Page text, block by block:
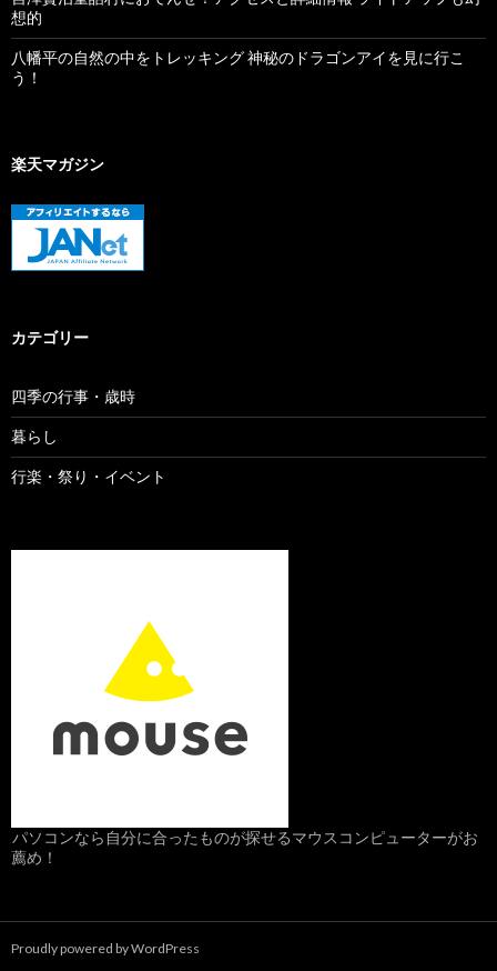
想的
八幡平の自然の中をトレッキング 神秘のドラゴンアイを見に行こ
う！
楽天マガジン
カテゴリー
四季の行事・歳時
暮らし
行楽・祭り・イベント
パソコンなら自分に合ったものが探せるマウスコンピューターがお
薦め！
Proudly powered by WordPress